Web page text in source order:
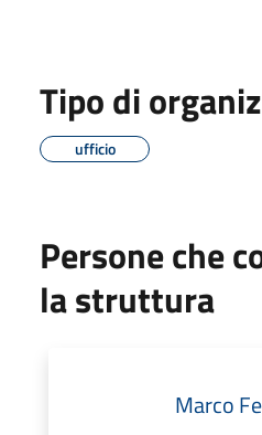
Tipo di
ufficio
Persone che
la struttura
Marco